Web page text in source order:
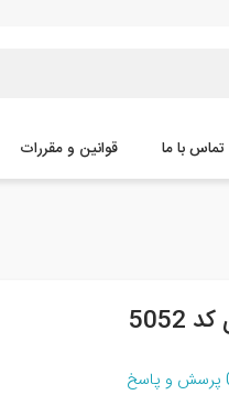
تماس با ما قوانین و مقررات
پرسش و پاسخ